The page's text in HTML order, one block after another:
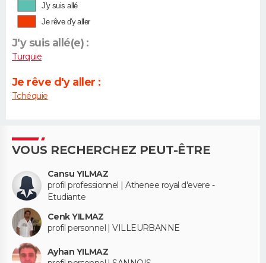
J'y suis allé
Je rêve d'y aller
J'y suis allé(e) :
Turquie
Je rêve d'y aller :
Tchéquie
VOUS RECHERCHEZ PEUT-ÊTRE
Cansu YILMAZ
profil professionnel | Athenee royal d'evere -
Etudiante
Cenk YILMAZ
profil personnel | VILLEURBANNE
Ayhan YILMAZ